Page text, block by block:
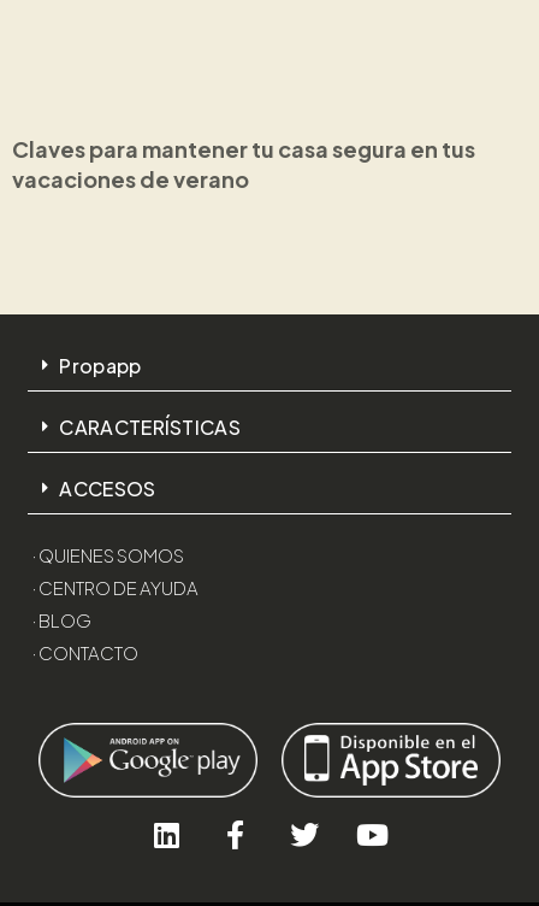
Claves para mantener tu casa segura en tus
vacaciones de verano
Propapp
CARACTERÍSTICAS
ACCESOS
· QUIENES SOMOS
· CENTRO DE AYUDA
· BLOG
· CONTACTO